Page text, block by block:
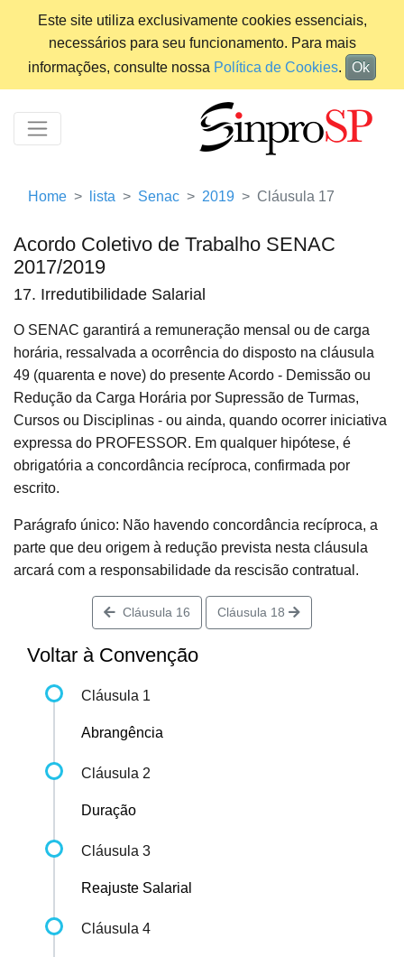
Este site utiliza exclusivamente cookies essenciais,
necessários para seu funcionamento. Para mais
informações, consulte nossa Política de Cookies. Ok
Home lista Senac 2019 Cláusula 17
Acordo Coletivo de Trabalho SENAC
2017/2019
17. Irredutibilidade Salarial
O SENAC garantirá a remuneração mensal ou de carga
horária, ressalvada a ocorrência do disposto na cláusula
49 (quarenta e nove) do presente Acordo - Demissão ou
Redução da Carga Horária por Supressão de Turmas,
Cursos ou Disciplinas - ou ainda, quando ocorrer iniciativa
expressa do PROFESSOR. Em qualquer hipótese, é
obrigatória a concordância recíproca, confirmada por
escrito.
Parágrafo único: Não havendo concordância recíproca, a
parte que deu origem à redução prevista nesta cláusula
arcará com a responsabilidade da rescisão contratual.
Cláusula 16 Cláusula 18
Voltar à Convenção
Cláusula 1
Abrangência
Cláusula 2
Duração
Cláusula 3
Reajuste Salarial
Cláusula 4